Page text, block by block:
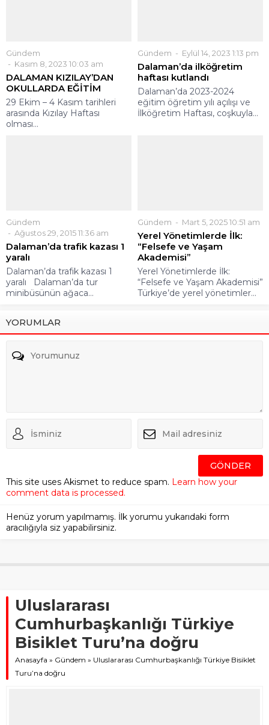
Gündem
Kasım 8, 2023 10:03 am
DALAMAN KIZILAY’DAN
OKULLARDA EĞİTİM
29 Ekim – 4 Kasım tarihleri
arasında Kızılay Haftası
olması...
Gündem Eylül 14, 2023 1:13 pm
Dalaman’da ilköğretim
haftası kutlandı
Dalaman’da 2023-2024
eğitim öğretim yılı açılışı ve
İlköğretim Haftası, coşkuyla...
Gündem
Ağustos 29, 2015 11:36 am
Dalaman’da trafik kazası 1
yaralı
Dalaman’da trafik kazası 1
yaralı Dalaman’da tur
minibüsünün ağaca...
Gündem Mart 5, 2025 10:51 am
Yerel Yönetimlerde İlk:
“Felsefe ve Yaşam
Akademisi”
Yerel Yönetimlerde İlk:
“Felsefe ve Yaşam Akademisi”
Türkiye’de yerel yönetimler...
YORUMLAR
This site uses Akismet to reduce spam. Learn how your
comment data is processed.
Henüz yorum yapılmamış. İlk yorumu yukarıdaki form
aracılığıyla siz yapabilirsiniz.
Uluslararası
Cumhurbaşkanlığı Türkiye
Bisiklet Turu’na doğru
Anasayfa » Gündem » Uluslararası Cumhurbaşkanlığı Türkiye Bisiklet
Turu’na doğru